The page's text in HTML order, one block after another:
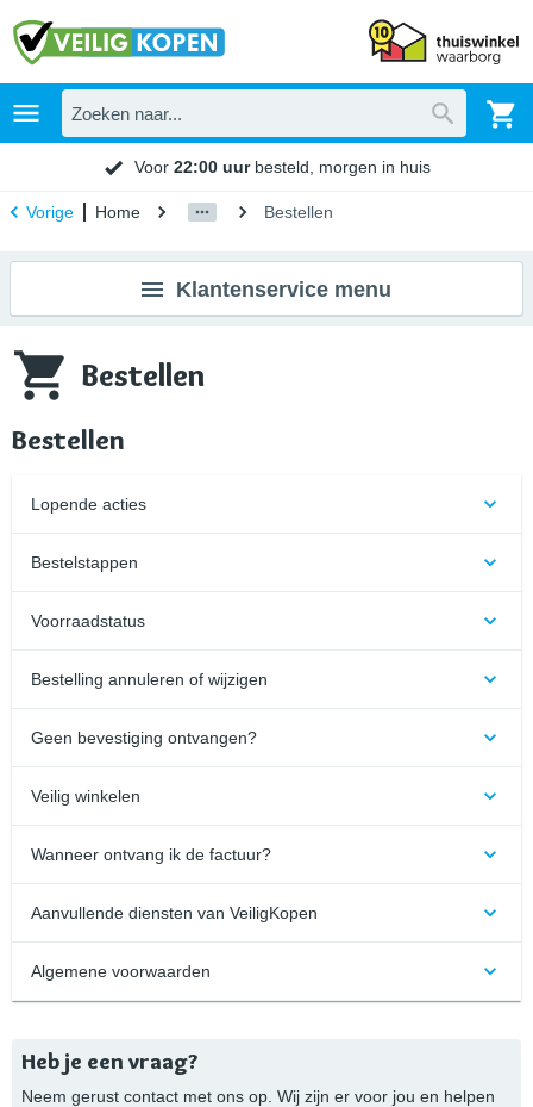
Voor 22:00 uurbesteld, morgen in huis
Vorige Home Bestellen
Klantenservice menu
Bestellen
Bestellen
Lopende acties
Bestelstappen
Voorraadstatus
Bestelling annuleren of wijzigen
Geen bevestiging ontvangen?
Veilig winkelen
Wanneer ontvang ik de factuur?
Aanvullende diensten van VeiligKopen
Algemene voorwaarden
Heb je een vraag?
Neem gerust contact met ons op. Wij zijn er voor jou en helpen